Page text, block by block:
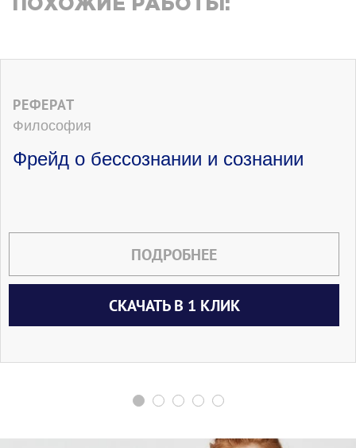
ПОХОЖИЕ РАБОТЫ:
РЕФЕРАТ
Философия
Фрейд о бессознании и сознании
ПОДРОБНЕЕ
СКАЧАТЬ В 1 КЛИК